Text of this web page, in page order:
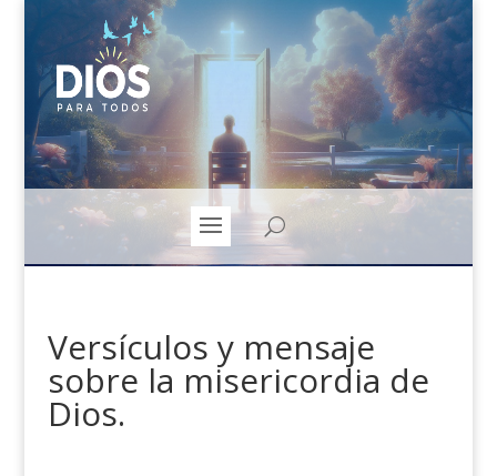
Versículos y mensaje
sobre la misericordia de
Dios.